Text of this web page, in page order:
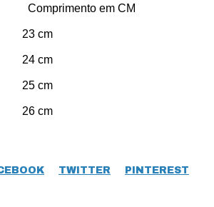
Comprimento em CM
cm
cm
cm
cm
TWITTER PINTEREST